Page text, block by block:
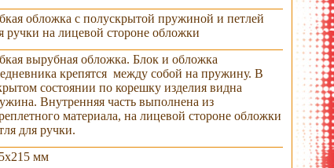
обложка с полускрытой пружиной и петлей
ручки на лицевой стороне обложки
вырубная обложка. Блок и обложка
крепятся между собой на пружину. В
состоянии по корешку изделия видна
Внутренняя часть выполнена из
материала, на лицевой стороне обложки
для ручки.
мм